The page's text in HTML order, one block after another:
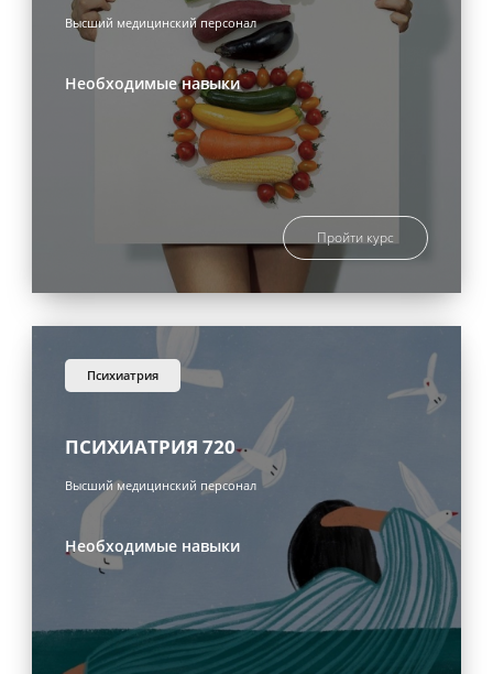
Высший медицинский персонал
Необходимые навыки
Пройти курс
психиатрия
ПСИХИАТРИЯ 720
Высший медицинский персонал
Необходимые навыки